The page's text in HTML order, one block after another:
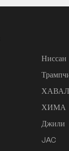
Ниссан
ХАВАЛ
ХИМА
Джили
JAC